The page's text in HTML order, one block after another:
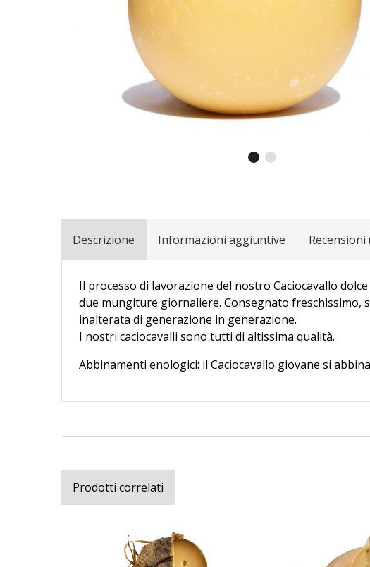
Descrizione Informazioni aggiuntive Recensioni
Il processo di lavorazione del nostro Caciocavallo
due mungiture giornaliere. Consegnato
inalterata di generazione in generazione.
I nostri caciocavalli sono tutti di altissima qualità.
Abbinamenti enologici: il Caciocavallo giovane si
Prodotti correlati